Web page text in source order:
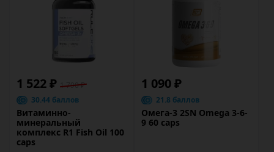
1 522 ₽ 1 790 ₽
30.44 баллов
Витаминно-
минеральный
комплекс R1 Fish Oil 100
caps
1 090 ₽
21.8 баллов
Омега-3 2SN Omega 3-6-
9 60 caps